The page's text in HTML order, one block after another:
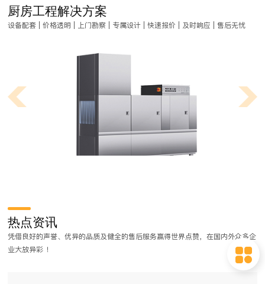
厨房工程解决方案
设备配套 | 价格透明 | 上门勘察 | 专属设计 | 快速报价 | 及时响应 | 售后无忧
学校食堂厨房设计要选用高效节能的厨房设备，让后厨运转中更高效出
餐、节省更多的经营费用。下面我们一起来了解学校食堂各个功能间对设
备的要求。
热点资讯
凭借良好的声誉、优异的品质及健全的售后服务赢得世界点赞，在国内外众多企
业大放异彩 ！